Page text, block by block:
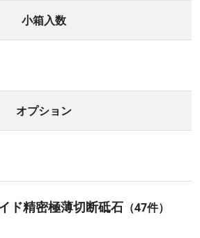
小箱入数
オプション
ド精密極薄切断砥石 （47件）